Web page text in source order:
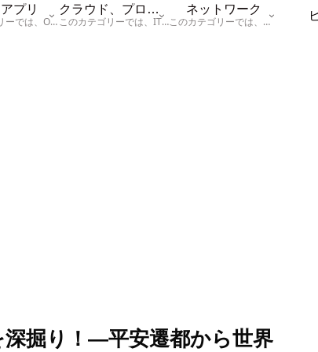
プリ
このカテゴリーでは、OSに関する情報を記載しています。
クラウド、プログラム
このカテゴリーでは、ITに関する基本的な情報として「ハードウェア、「サーバー」、「データベース、「ネットワーク」、「セキュリティ」、「プログラム」に関する情報を記載しています。
ネットワーク
このカテゴリーでは、「ネットワーク」に関する情報を記載しています。
深掘り！—平安遷都から世界